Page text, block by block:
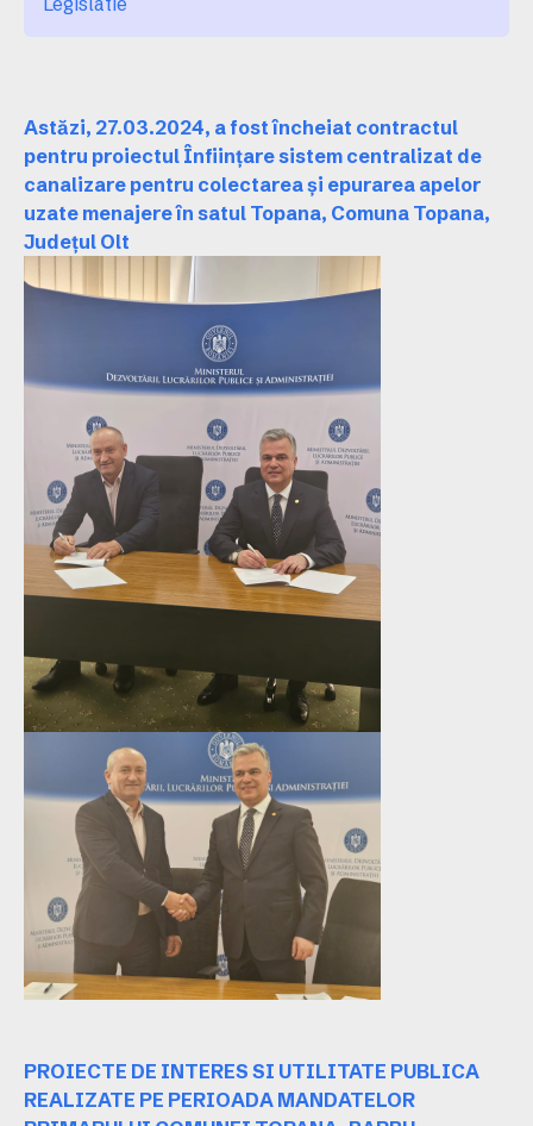
Astăzi, 27.03.2024, a fost încheiat contractul
pentru proiectul Înființare sistem centralizat de
canalizare pentru colectarea și epurarea apelor
uzate menajere în satul Topana, Comuna Topana,
Județul Olt
PROIECTE DE INTERES SI UTILITATE PUBLICA
REALIZATE PE PERIOADA MANDATELOR